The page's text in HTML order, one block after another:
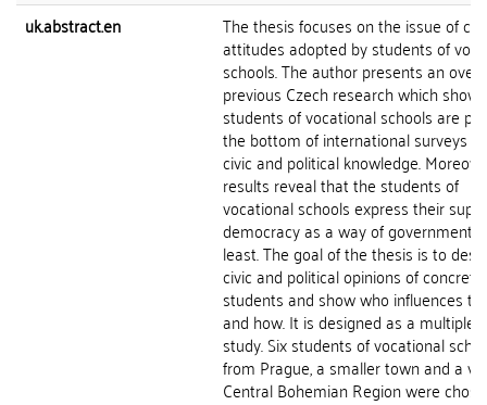
uk.abstract.en
The thesis focuses on the issue of
attitudes adopted by students of
schools. The author presents an
previous Czech research which
students of vocational schools are
the bottom of international surveys
civic and political knowledge.
results reveal that the students of
vocational schools express their
democracy as a way of government
least. The goal of the thesis is to
civic and political opinions of concrete
students and show who influences
and how. It is designed as a multiple
study. Six students of vocational
from Prague, a smaller town and a
Central Bohemian Region were